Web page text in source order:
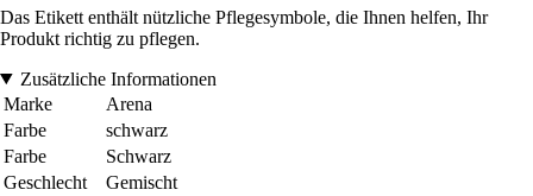
Das Etikett enthält nützliche Pflegesymbole, die Ihnen helfen, Ihr
Produkt richtig zu pflegen.
Zusätzliche Informationen
Marke
Arena
Farbe
schwarz
Farbe
Schwarz
Geschlecht
Gemischt